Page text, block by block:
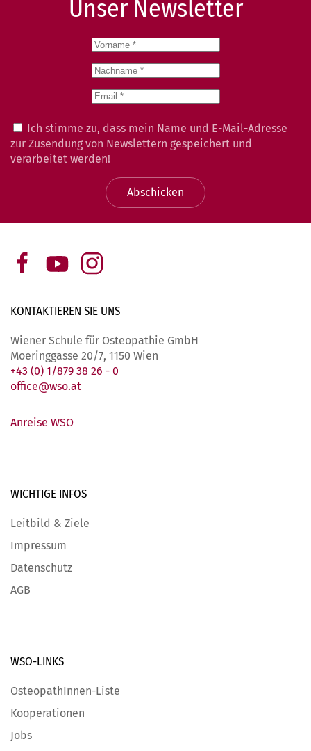
Unser Newsletter
Ich stimme zu, dass mein Name und E-Mail-Adresse
zur Zusendung von Newslettern gespeichert und
verarbeitet werden!
Abschicken
KONTAKTIEREN SIE UNS
Wiener Schule für Osteopathie GmbH
Moeringgasse 20/7, 1150 Wien
+43 (0) 1/879 38 26 - 0
office@wso.at
Anreise WSO
WICHTIGE INFOS
Leitbild & Ziele
Impressum
Datenschutz
AGB
WSO-LINKS
OsteopathInnen-Liste
Kooperationen
Jobs